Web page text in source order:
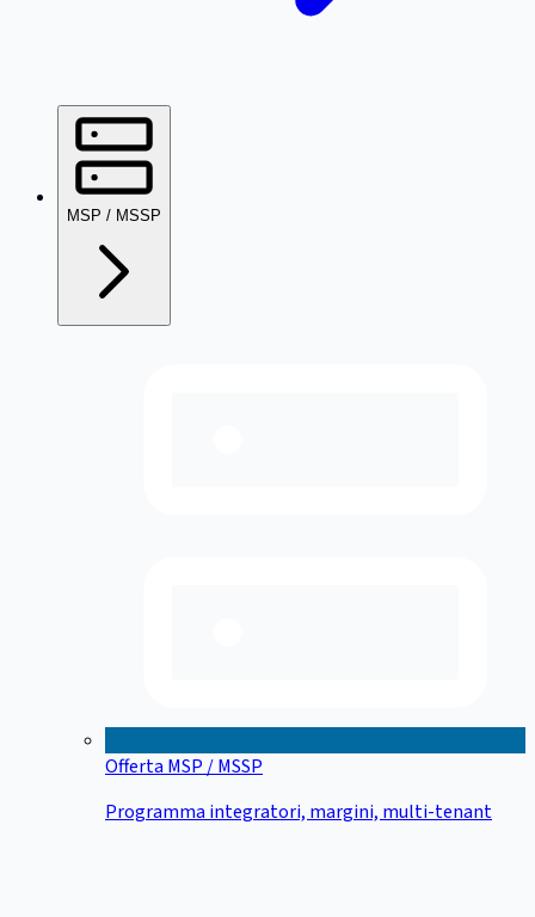
MSP / MSSP
Offerta MSP / MSSP
Programma integratori, margini, multi-tenant